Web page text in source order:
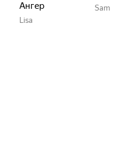
Ангер
Lisa
Sam